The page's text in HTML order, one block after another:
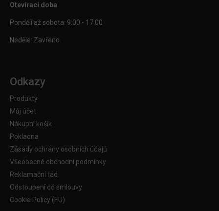
Otevírací doba
Pondělí až sobota: 9:00 - 17:00
Neděle: Zavřeno
Odkazy
Produkty
Můj účet
Nákupní košík
Pokladna
Zásady ochrany osobních údajů
Všeobecné obchodní podmínky
Reklamační řád
Odstoupení od smlouvy
Cookie Policy (EU)